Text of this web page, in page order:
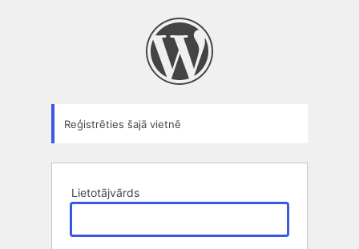
Reģistrēties šajā vietnē
Lietotājvārds